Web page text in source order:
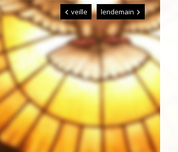
veille lendemain